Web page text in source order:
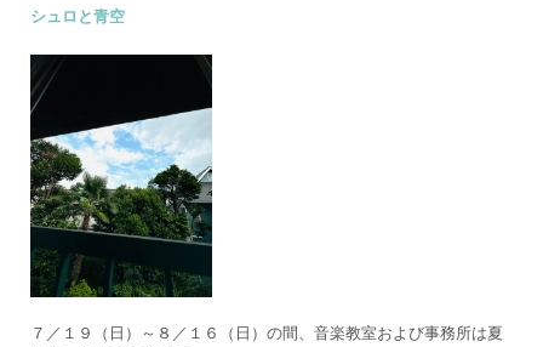
シュロと青空
７／１９（日）～８／１６（日）の間、音楽教室および事務所は夏